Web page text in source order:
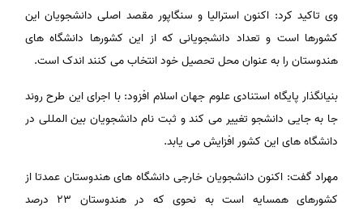
وی تاکید کرد: اکنون استرالیا و سنگاپور مقصد اصلی دانشجویان این
کشورها است و تعداد دانشجویانی که از این کشورها دانشگاه های
هندوستان را به عنوان محل تحصیل خود انتخاب می کنند اندک است.
بنیانگذار پایگاه استنادی علوم جهان اسلام افزود: با اجرای این طرح روند
جا به جایی دانشجو تغییر می کند و ثبت نام دانشجویان بین المللی در
دانشگاه های این کشور افزایش می یابد.
مهراد گفت: اکنون دانشجویان خارجی دانشگاه های هندوستان عمدتا از
کشورهای همسایه است به نحوی که در هندوستان ۲۳ درصد